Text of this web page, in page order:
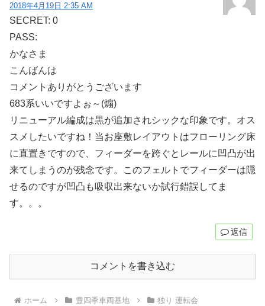
2018年4月19日 2:35 AM
SECRET: 0
PASS:
かなさま
こんばんは
コメントありがとうございます
683系いいですよぉ～(煽)
リニューアル編成は黒が追加されシックな印象です。オス
スメしたいですね！当お座敷レイアウトはフローリング床
に直置きですので、フィーダーを跨ぐとレールに凹凸が出
来てしまうのが残念です。このフェルトでフィーダーは隠
せるのですが凹凸も吸収出来ないか試行錯誤してま
す。。。
返信
コメントを書き込む
ホーム 豊四季車両基地 独り 運転会